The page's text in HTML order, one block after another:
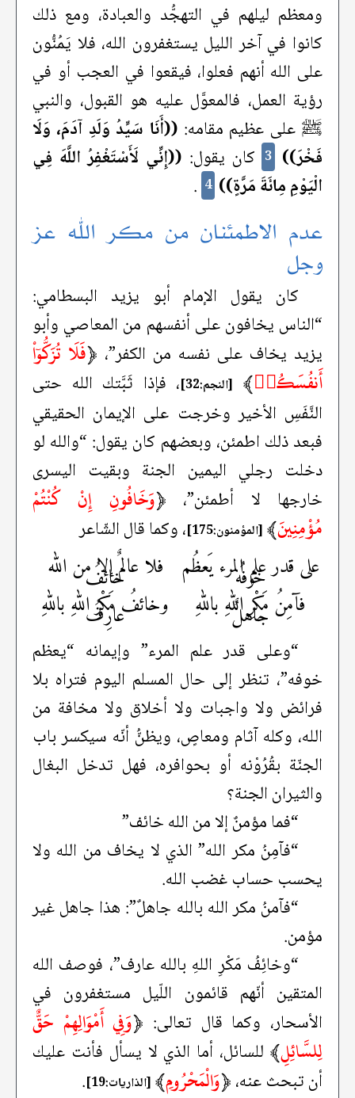
ومعظم ليلهم في التهجُّد والعبادة، ومع ذلك
كانوا في آخر الليل يستغفرون الله، فلا يَمُنُّون
على الله أنهم فعلوا، فيقعوا في العجب أو في
رؤية العمل، فالمعوَّل عليه هو القبول، والنبي
ﷺ على عظيم مقامه: ((أَنَا سَيِّدُ وَلَدِ آدَمَ، وَلَا
فَخْرَ)) 3 كان يقول: ((إِنِّي لَأَسْتَغْفِرُ اللَّهَ فِي
الْيَوْمِ مِائَةَ مَرَّةٍ)) 4
.
عدم الاطمئنان من مكر الله عز
وجل
كان يقول الإمام أبو يزيد البسطامي:
“الناس يخافون على أنفسهم من المعاصي وأبو
يزيد يخاف على نفسه من الكفر”، ﴿فَلَا تُزَكُّوٓاْ
أَنفُسَكُمۡ﴾ [النجم:32]
، فإذا ثَبَّتك الله حتى
النَّفَسِ الأخير وخرجت على الإيمان الحقيقي
فبعد ذلك اطمئن، وبعضهم كان يقول: “والله لو
دخلت رجلي اليمين الجنة وبقيت اليسرى
خارجها لا أطمئن”، ﴿وَخَافُونِ إِنْ كُنْتُمْ
مُؤْمِنِينَ﴾ [المؤمنون:175] ، وكما قال الشّاعر
على قدر علم المرء يَعظُم
خوفُه فلا عالمٌ إلا من الله
خائفُ
فآمِنُ مَكْرِ اللهِ باللهِ
جاهلٌ وخائفُ مَكْرِ اللهِ باللهِ
عارِفُ
“وعلى قدر علم المرء” وإيمانه “يعظم
خوفه”، تنظر إلى حال المسلم اليوم فتراه بلا
فرائض ولا واجبات ولا أخلاق ولا مخافة من
الله، وكله آثام ومعاصٍ، ويظنُّ أنّه سيكسر باب
الجنّة بقُرُوْنه أو بحوافره، فهل تدخل البغال
والثيران الجنة؟
“فما مؤمنٌ إلا من الله خائف”
“فآمِنُ مكر الله” الذي لا يخاف من الله ولا
يحسب حساب غضب الله.
“فآمنُ مكر الله بالله جاهلٌ”: هذا جاهل غير
مؤمن.
“وخائِفُ مَكْرِ اللهِ بالله عارف”، فوصف الله
المتقين أنّهم قائمون اللّيل مستغفرون في
الأسحار، وكما قال تعالى: ﴿وَفِي أَمْوَالِهِمْ حَقٌّ
لِلسَّائِلِ﴾ للسائل، أما الذي لا يسأل فأنت عليك
أن تبحث عنه،﴿وَالْمَحْرُومِ﴾ [الذاريات:19] .